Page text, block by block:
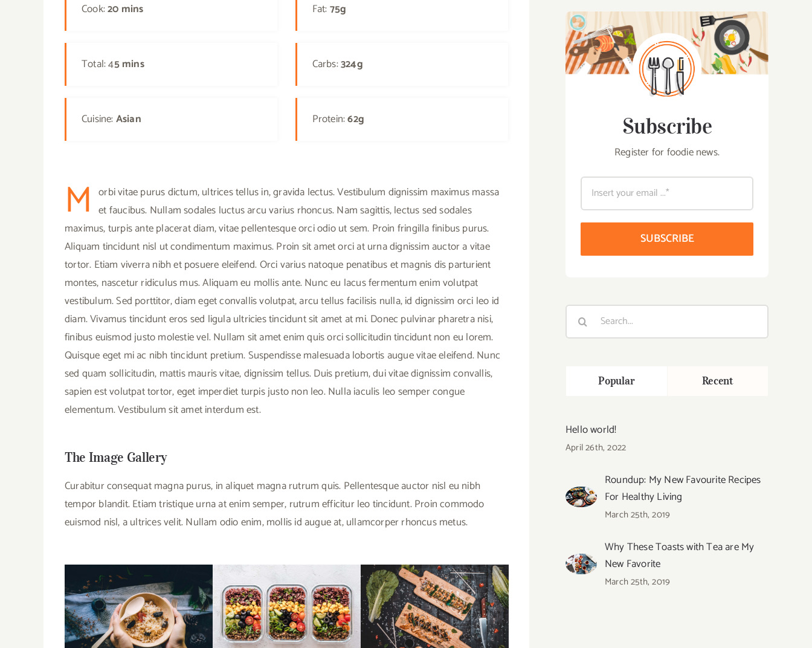
Cook:20 mins
Total: 45 mins
Cuisine:Asian
Fat:75g
Carbs:324g
Protein:62g
M orbi vitae purus dictum, ultrices tellus in, gravida lectus. Vestibulum dignissim maximus massa
et faucibus. Nullam sodales luctus arcu varius rhoncus. Nam sagittis, lectus sed sodales
maximus, turpis ante placerat diam, vitae pellentesque orci odio ut sem. Proin fringilla finibus purus.
Aliquam tincidunt nisl ut condimentum maximus. Proin sit amet orci at urna dignissim auctor a vitae
tortor. Etiam viverra nibh et posuere eleifend. Orci varius natoque penatibus et magnis dis parturient
montes, nascetur ridiculus mus. Aliquam eu mollis ante. Nunc eu lacus fermentum enim volutpat
vestibulum. Sed porttitor, diam eget convallis volutpat, arcu tellus facilisis nulla, id dignissim orci leo id
diam. Vivamus tincidunt eros sed ligula ultricies tincidunt sit amet at mi. Donec pulvinar pharetra nisi,
finibus euismod justo molestie vel. Nullam sit amet enim quis orci sollicitudin tincidunt non eu lorem.
Quisque eget mi ac nibh tincidunt pretium. Suspendisse malesuada lobortis augue vitae eleifend. Nunc
sed quam sollicitudin, mattis mauris vitae, dignissim tellus. Duis pretium, dui vitae dignissim convallis,
sapien est volutpat tortor, eget imperdiet turpis justo non leo. Nulla iaculis leo semper congue
elementum. Vestibulum sit amet interdum est.
The Image Gallery
Curabitur consequat magna purus, in aliquet magna rutrum quis. Pellentesque auctor nisl eu nibh
tempor blandit. Etiam tristique urna at enim semper, rutrum efficitur leo tincidunt. Proin commodo
euismod nisl, a ultrices velit. Nullam odio enim, mollis id augue at, ullamcorper rhoncus metus.
Subscribe
Register for foodie news.
SUBSCRIBE
Search
Popular Recent
Hello world!
April 26th, 2022
Roundup: My New Favourite Recipes
For Healthy Living
March 25th, 2019
Why These Toasts with Tea are My
New Favorite
March 25th, 2019